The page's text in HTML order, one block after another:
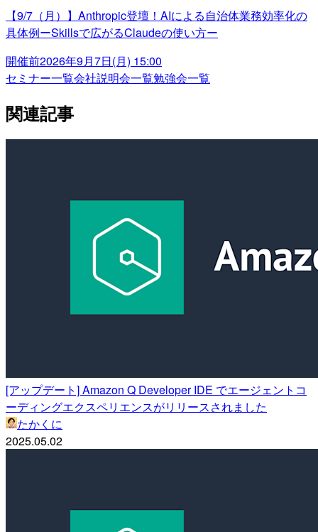
【9/7（月）】Anthropic登壇！AIによる自治体業務効率化の
具体例ーSkillsで広がるClaudeの使い方ー
開催前2026年9月7日(月) 15:00
セミナー一覧会社説明会一覧勉強会一覧
関連記事
[アップデート] Amazon Q Developer IDE でエージェントコ
ーディングエクスペリエンスがリリースされました
たかくに
2025.05.02